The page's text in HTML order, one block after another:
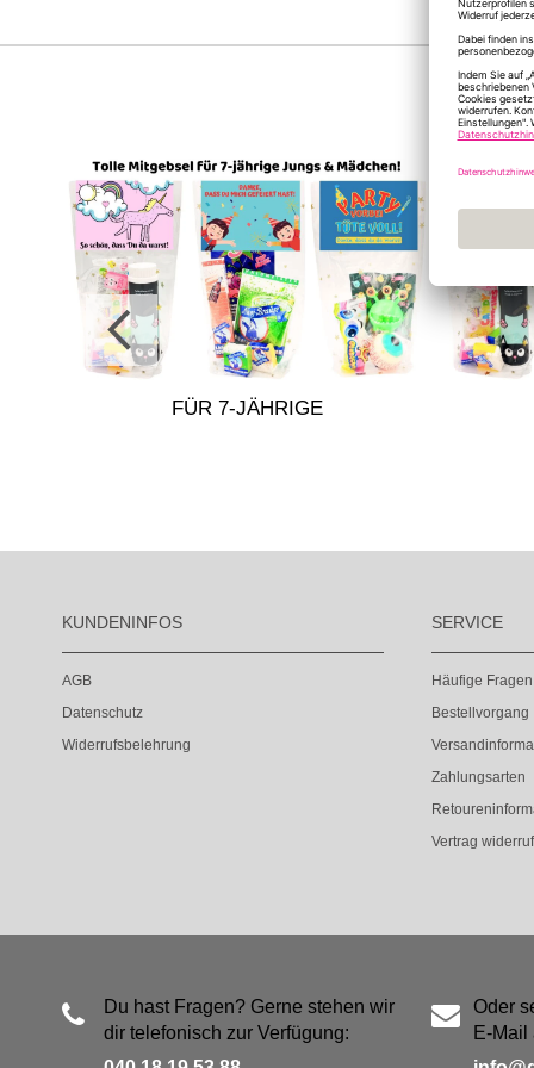
FÜR 7-JÄHRIGE
KUNDENINFOS
AGB
Datenschutz
Widerrufsbelehrung
SERVICE
Häufige Fragen
Bestellvorgang
Zahlungsarten
Vertrag
Du hast Fragen? Gerne stehen wir
dir telefonisch zur Verfügung:
Oder
E-Mail